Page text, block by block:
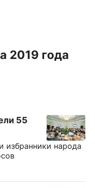
2019 года
55
избранники народа